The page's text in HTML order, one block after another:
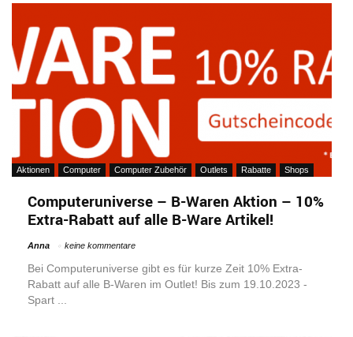
Aktionen Computer Computer Zubehör Outlets Rabatte Shops
Computeruniverse – B-Waren Aktion – 10%
Extra-Rabatt auf alle B-Ware Artikel!
Anna keine kommentare
Bei Computeruniverse gibt es für kurze Zeit 10% Extra-
Rabatt auf alle B-Waren im Outlet! Bis zum 19.10.2023 -
Spart ...